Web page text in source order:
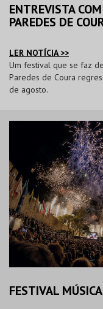
ENTREVISTA
PAREDES DE
LER NOTÍCIA >>
Um festival que se faz
Paredes de Coura
de agosto.
FESTIVAL